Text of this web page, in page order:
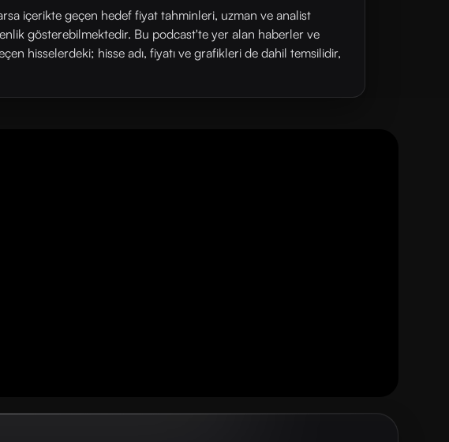
içerikte geçen hedef fiyat tahminleri, uzman ve analist
gösterebilmektedir. Bu podcast'te yer alan haberler ve
hisselerdeki; hisse adı, fiyatı ve grafikleri de dahil temsilidir,